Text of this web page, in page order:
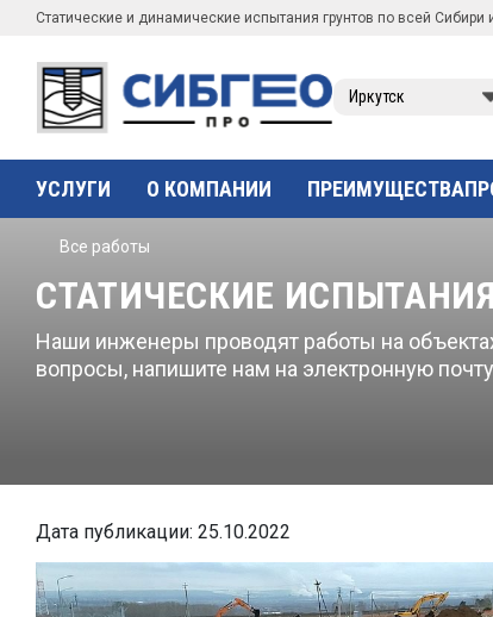
Статические и динамические испытания грунтов по всей Сибири
Иркутск
УСЛУГИ О КОМПАНИИ ПРЕИМУЩЕСТВА
Все работы
СТАТИЧЕСКИЕ
Наши инженеры проводят работы на
вопросы, напишите нам на электронную
Дата публикации: 25.10.2022